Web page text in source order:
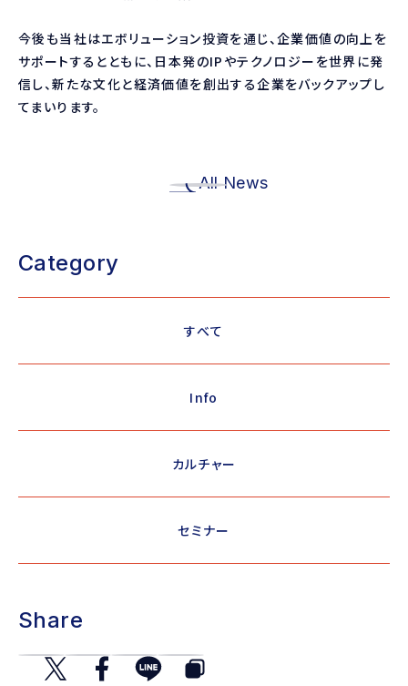
今後も当社はエボリューション投資を通じ、企業価値の向上を
サポートするとともに、日本発のIPやテクノロジーを世界に発
信し、新たな文化と経済価値を創出する企業をバックアップし
てまいります。
All News
Category
すべて
Info
カルチャー
セミナー
Share